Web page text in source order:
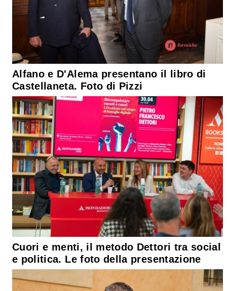
Alfano e D'Alema presentano il libro di
Castellaneta. Foto di Pizzi
Cuori e menti, il metodo Dettori tra social
e politica. Le foto della presentazione